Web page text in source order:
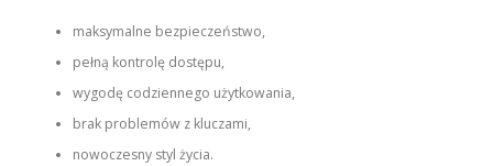
maksymalne bezpieczeństwo,
pełną kontrolę dostępu,
wygodę codziennego użytkowania,
brak problemów z kluczami,
nowoczesny styl życia.